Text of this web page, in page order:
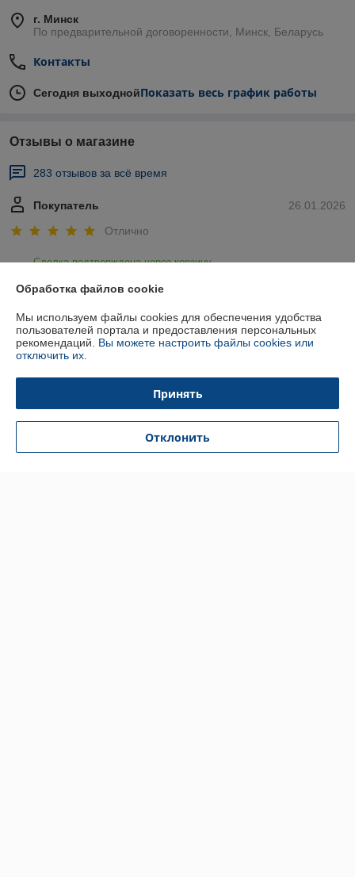
г. Минск
По предварительной договоренности, Минск, Беларусь
Контакты
Сегодня выходнойПоказать весь график работы
Отзывы о магазине
283 отзывов за всё время
26.01.2026
Покупатель
Отлично
Сделка подтверждена через корзину
02.07.2025
Отлично
О нас
Обработка файлов cookie
Мы используем файлы cookies для обеспечения удобства
пользователей портала и предоставления персональных
рекомендаций. Вы можете настроить файлы cookies или
отключить их.
Принять
Отклонить